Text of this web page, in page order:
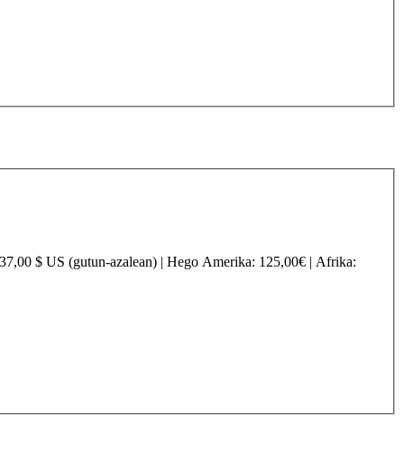
$ US (gutun-azalean) | Hego Amerika: 125,00€ | Afrika: